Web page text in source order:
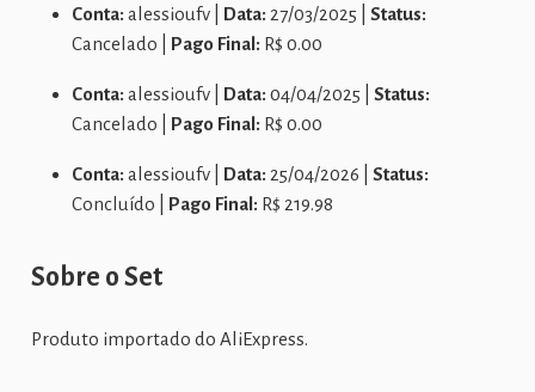
Conta: alessioufv | Data: 27/03/2025 | Status:
Cancelado | Pago Final: R$ 0.00
Conta: alessioufv | Data: 04/04/2025 | Status:
Cancelado | Pago Final: R$ 0.00
Conta: alessioufv | Data: 25/04/2026 | Status:
Concluído | Pago Final: R$ 219.98
Sobre o Set
Produto importado do AliExpress.